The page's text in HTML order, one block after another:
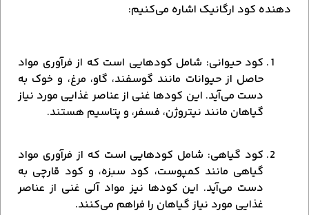
دهنده کود ارگانیک اشاره می‌کنیم:
کود حیوانی: شامل کودهایی است که از فرآوری مواد
حاصل از حیوانات مانند گوسفند، گاو، مرغ، و خوک به
دست می‌آید. این کودها غنی از عناصر غذایی مورد نیاز
گیاهان مانند نیتروژن، فسفر، و پتاسیم هستند.
کود گیاهی: شامل کودهایی است که از فرآوری مواد
گیاهی مانند کمپوست، کود سبزه، و کود قارچی به
دست می‌آید. این کودها نیز مواد آلی غنی از عناصر
غذایی مورد نیاز گیاهان را فراهم می‌کنند.